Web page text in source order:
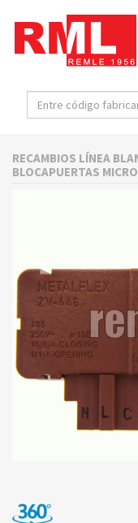
RECAMBIOS LÍNEA
BLOCAPUERTAS